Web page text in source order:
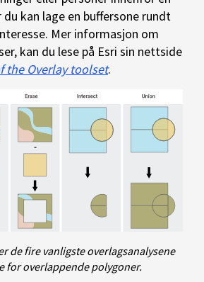
du kan lage en buffersone rundt
Mer informasjon om
kan du lese på Esri sin nettside
the Overlay toolset.
de fire vanligste overlagsanalysene
for overlappende polygoner.